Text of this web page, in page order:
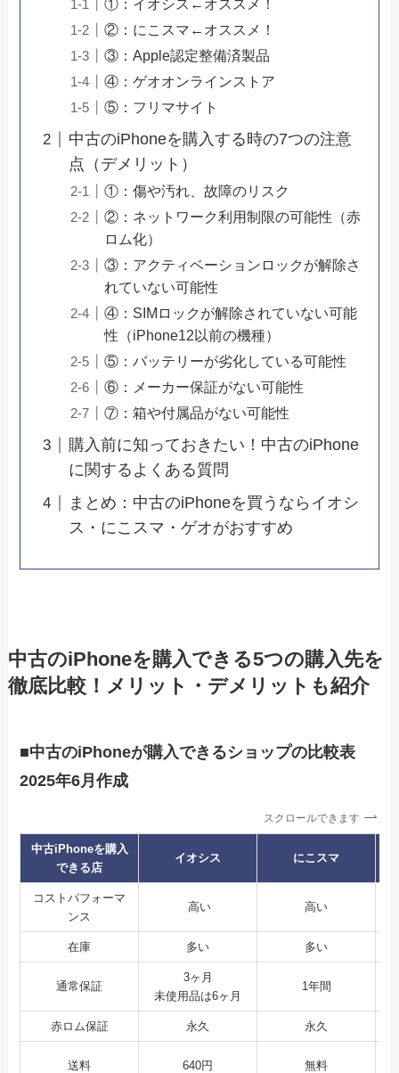
①：イオシス←オススメ！
②：にこスマ←オススメ！
③：Apple認定整備済製品
④：ゲオオンラインストア
⑤：フリマサイト
中古のiPhoneを購入する時の7つの注意
点（デメリット）
①：傷や汚れ、故障のリスク
②：ネットワーク利用制限の可能性（赤
ロム化）
③：アクティベーションロックが解除さ
れていない可能性
④：SIMロックが解除されていない可能
性（iPhone12以前の機種）
⑤：バッテリーが劣化している可能性
⑥：メーカー保証がない可能性
⑦：箱や付属品がない可能性
購入前に知っておきたい！中古のiPhone
に関するよくある質問
まとめ：中古のiPhoneを買うならイオシ
ス・にこスマ・ゲオがおすすめ
中古のiPhoneを購入できる5つの購入先を
徹底比較！メリット・デメリットも紹介
■中古のiPhoneが購入できるショップの比較表
2025年6月作成
スクロールできます
中古iPhoneを購入
できる店
イオシス にこスマ
コストパフォーマ
ンス
高い 高い
在庫 多い 多い
通常保証
3ヶ月
未使用品は6ヶ月
1年間
赤ロム保証 永久 永久
送料 640円 無料